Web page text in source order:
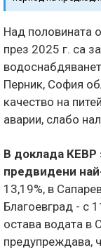
Над половината
през 2025 г. са
Перник, София
качество на
аварии, слабо
В доклада КЕВР
предвидени
13,19%, в
Благоевград - с
остава водата в
предупреждава,